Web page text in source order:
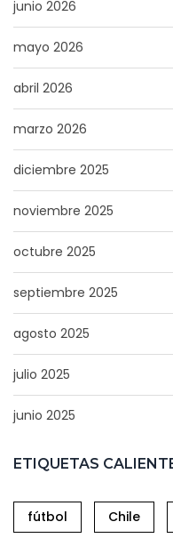
junio 2026
mayo 2026
abril 2026
marzo 2026
diciembre 2025
noviembre 2025
octubre 2025
septiembre 2025
agosto 2025
julio 2025
junio 2025
ETIQUETAS
fútbol Chile